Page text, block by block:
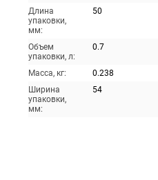
Длина
упаковки,
мм:
50
Объем
упаковки, л:
0.7
Масса, кг:
0.238
Ширина
упаковки,
мм:
54